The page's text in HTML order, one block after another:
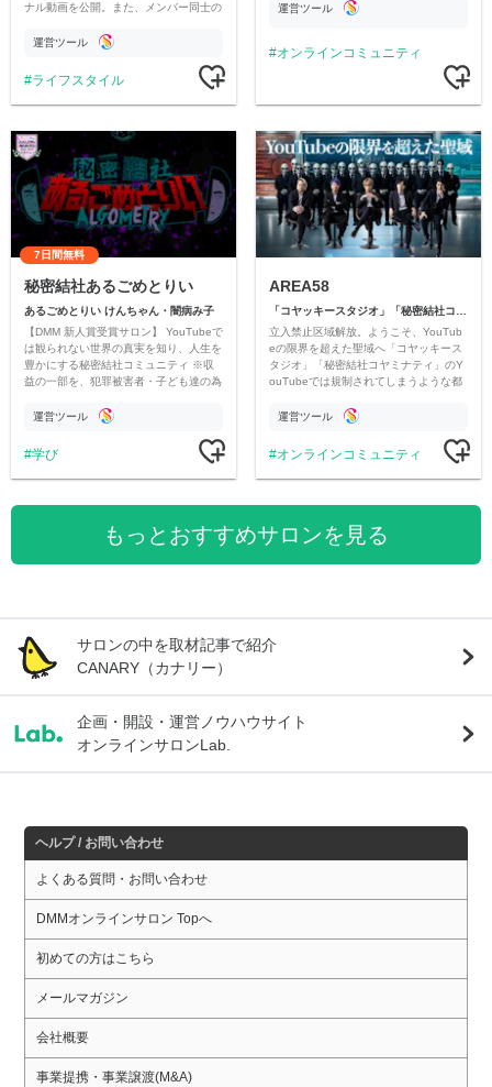
ナル動画を公開。また、メンバー同士の
ただいています。
運営ツール
ライフスタイル
運営ツール
オンラインコミュニティ
7日間無料
秘密結社あるごめとりい
あるごめとりい けんちゃん・闇病み子
【DMM 新人賞受賞サロン】 YouTubeで
は観られない世界の真実を知り、人生を
豊かにする秘密結社コミュニティ ※収
益の一部を、犯罪被害者・子ども達の為
す運営ツール
学び
AREA58
立入禁止区域解放。ようこそ、YouTub
eの限界を超えた聖域へ「コヤッキース
タジオ」「秘密結社コヤミナティ」のY
ouTubeでは規制されてしまうような都
公開。
運営ツール
オンラインコミュニティ
もっとおすすめサロンを見る
サロンの中を取材記事で紹介
CANARY（カナリー）
企画・開設・運営ノウハウサイト
オンラインサロンLab.
ヘルプ / お問い合わせ
よくある質問・お問い合わせ
DMMオンラインサロン Topへ
初めての方はこちら
メールマガジン
会社概要
事業提携・事業譲渡(M&A)